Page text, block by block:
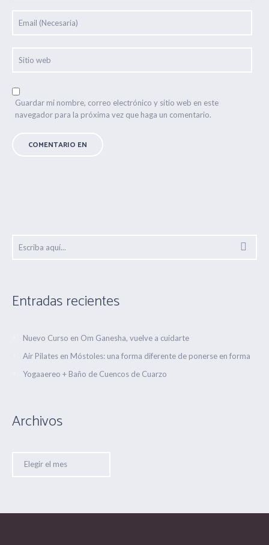
Guardar mi nombre, correo electrónico y sitio web en este
navegador para la próxima vez que haga un comentario.
Entradas recientes
Nuevo Curso en Om Ganesha, vuelve a cuidarte
Air Pilates en Móstoles: una forma diferente de ponerse en forma
Yogaaereo + Baño de Cuencos de Cuarzo
Archivos